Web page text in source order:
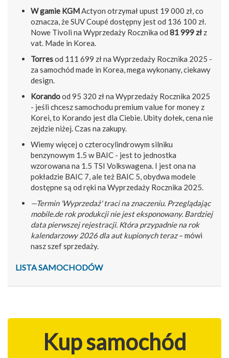
W gamie KGMActyon otrzymał upust 19 000 zł, co
oznacza, że SUV Coupé dostępny jest od 136 100 zł.
Nowe Tivoli na Wyprzedaży Rocznika od 81 999 zł z
vat. Made in Korea.
Torresod 111 699 zł na Wyprzedaży Rocznika 2025 -
za samochód made in Korea, mega wykonany, ciekawy
design.
Korandood 95 320 zł na Wyprzedaży Rocznika 2025
- jeśli chcesz samochodu premium value for money z
Korei, to Korando jest dla Ciebie. Ubity dołek, cena nie
zejdzie niżej. Czas na zakupy.
Wiemy więcej o czterocylindrowym silniku
benzynowym 1.5 w BAIC - jest to jednostka
wzorowana na 1.5 TSI Volkswagena. I jest ona na
pokładzie BAIC 7, ale też BAIC 5, obydwa modele
dostępne są od ręki na Wyprzedaży Rocznika 2025.
—Termin 'Wyprzedaż' traci na znaczeniu. Przeglądając
mobile.de rok produkcji nie jest eksponowany. Bardziej
data pierwszej rejestracji. Która przypadnie na rok
kalendarzowy 2026 dla aut kupionych teraz– mówi
nasz szef sprzedaży.
LISTA SAMOCHODÓW
Kup samochód